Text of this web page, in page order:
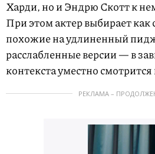
Харди, но и Эндрю Скотт к
При этом актер выбирает как
похожие на удлиненный
расслабленные версии — в
контекста уместно смотрится
РЕКЛАМА –